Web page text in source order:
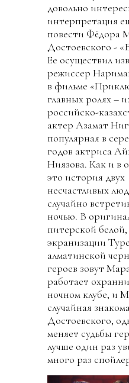
довольно
интерпретация
повести Фёдора
Достоевского -
Ее осуществил
режиссер
в фильме
главных ролях –
российско-
актер Азамат
популярная в
годов актриса
Ниязова. Как и в
это история двух
несчастливых
случайно
ночью. В
питерской белой,
экранизации
алматинской
героев зовут
работает
ночном клубе, и
случайная
Достоевского,
меняет судьбы
лучше один раз
много раз